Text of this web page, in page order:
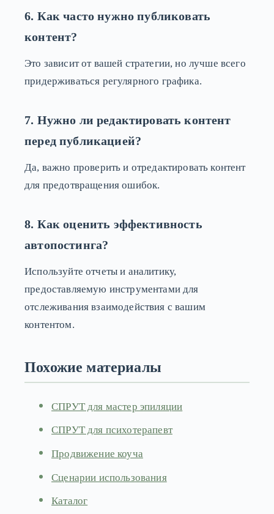
6. Как часто нужно публиковать
контент?
Это зависит от вашей стратегии, но лучше всего
придерживаться регулярного графика.
7. Нужно ли редактировать контент
перед публикацией?
Да, важно проверить и отредактировать контент
для предотвращения ошибок.
8. Как оценить эффективность
автопостинга?
Используйте отчеты и аналитику,
предоставляемую инструментами для
отслеживания взаимодействия с вашим
контентом.
Похожие материалы
СПРУТ для мастер эпиляции
СПРУТ для психотерапевт
Продвижение коуча
Сценарии использования
Каталог